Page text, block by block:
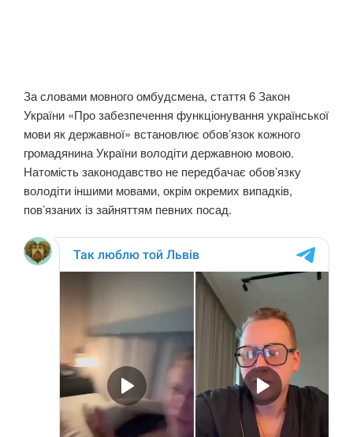
За словами мовного омбудсмена, стаття 6 Закон
України «Про забезпечення функціонування української
мови як державної» встановлює обов’язок кожного
громадянина України володіти державною мовою.
Натомість законодавство не передбачає обов’язку
володіти іншими мовами, окрім окремих випадків,
пов’язаних із зайняттям певних посад.